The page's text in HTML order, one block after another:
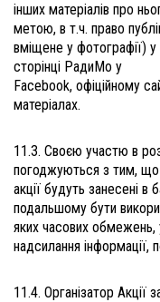
інших матеріалів про
метою, в т.ч. право
вміщене у фотографії) у
сторінці РадиМо у
Facebook, офіційному
матеріалах.
11.3. Своєю участю в
погоджуються з тим, що
акції будуть занесені в
подальшому бути
яких часових
надсилання інформації,
11.4. Організатор Акції